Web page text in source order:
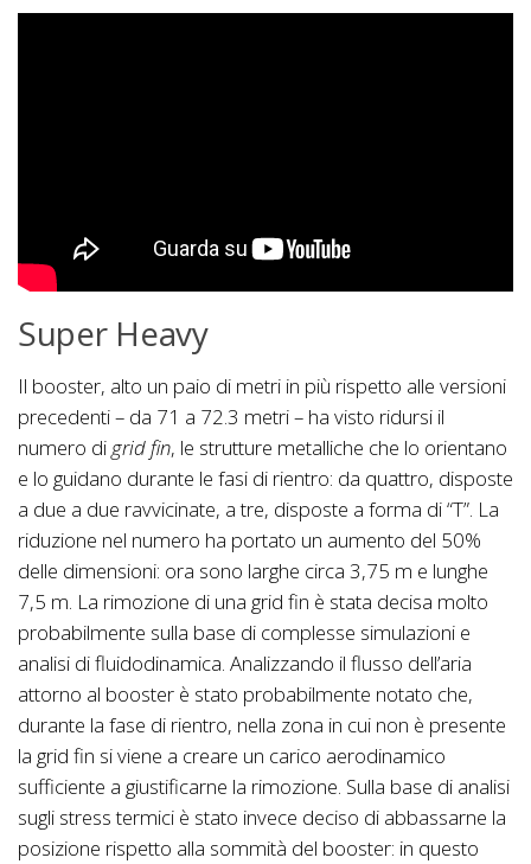
Super Heavy
Il booster, alto un paio di metri in più rispetto alle versioni
precedenti – da 71 a 72.3 metri – ha visto ridursi il
numero digrid fin, le strutture metalliche che lo orientano
e lo guidano durante le fasi di rientro: da quattro, disposte
a due a due ravvicinate, a tre, disposte a forma di “T”. La
riduzione nel numero ha portato un aumento del 50%
delle dimensioni: ora sono larghe circa 3,75 m e lunghe
7,5 m. La rimozione di una grid fin è stata decisa molto
probabilmente sulla base di complesse simulazioni e
analisi di fluidodinamica. Analizzando il flusso dell’aria
attorno al booster è stato probabilmente notato che,
durante la fase di rientro, nella zona in cui non è presente
la grid fin si viene a creare un carico aerodinamico
sufficiente a giustificarne la rimozione. Sulla base di analisi
sugli stress termici è stato invece deciso di abbassarne la
posizione rispetto alla sommità del booster: in questo